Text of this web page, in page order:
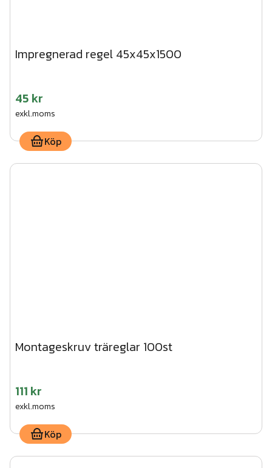
Impregnerad regel 45x45x1500
45 kr
exkl.moms
Köp
Montageskruv träreglar 100st
111 kr
exkl.moms
Köp